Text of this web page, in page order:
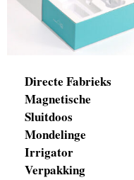
Directe Fabrieks
Magnetische
Sluitdoos
Mondelinge
Irrigator
Verpakking